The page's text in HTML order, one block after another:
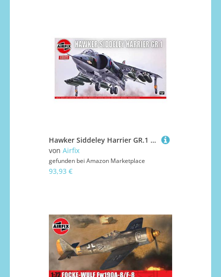
Hawker Siddeley Harrier GR.1 Modellbausatz
von Airfix
gefunden bei Amazon Marketplace
93,93 €